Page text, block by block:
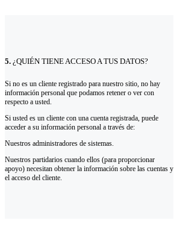
5. ¿QUIÉN TIENE ACCESO A TUS DATOS?
Si no es un cliente registrado para nuestro sitio, no hay
información personal que podamos retener o ver con
respecto a usted.
Si usted es un cliente con una cuenta registrada, puede
acceder a su información personal a través de:
Nuestros administradores de sistemas.
Nuestros partidarios cuando ellos (para proporcionar
apoyo) necesitan obtener la información sobre las cuentas y
el acceso del cliente.